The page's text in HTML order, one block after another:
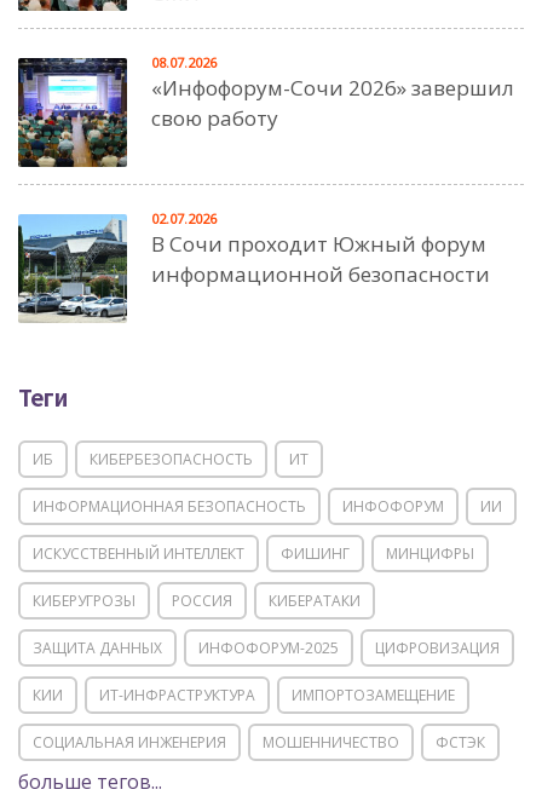
«Инфофорум-Сочи 2026» завершил
свою работу
08.07.2026
В Сочи проходит Южный форум
информационной безопасности
02.07.2026
Теги
ИБ КИБЕРБЕЗОПАСНОСТЬ ИТ
ИНФОРМАЦИОННАЯ БЕЗОПАСНОСТЬ ИНФОФОРУМ ИИ
ИСКУССТВЕННЫЙ ИНТЕЛЛЕКТ ФИШИНГ МИНЦИФРЫ
КИБЕРУГРОЗЫ РОССИЯ КИБЕРАТАКИ
ЗАЩИТА ДАННЫХ ИНФОФОРУМ-2025 ЦИФРОВИЗАЦИЯ
КИИ ИТ-ИНФРАСТРУКТУРА ИМПОРТОЗАМЕЩЕНИЕ
СОЦИАЛЬНАЯ ИНЖЕНЕРИЯ МОШЕННИЧЕСТВО ФСТЭК
POSITIVE TECHNOLOGIES
больше тегов...